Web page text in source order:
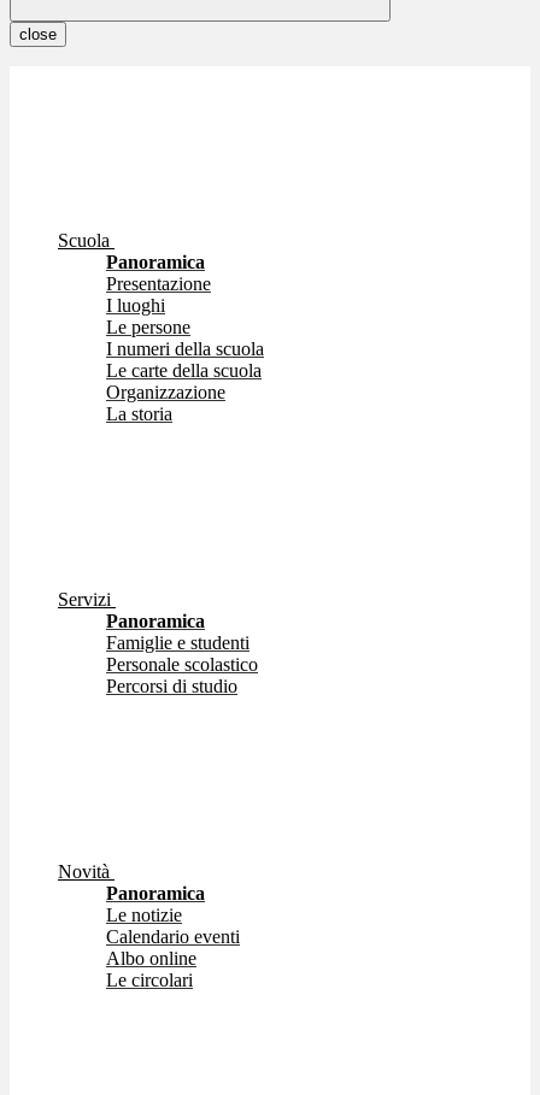
close
Scuola
Panoramica
Presentazione
I luoghi
Le persone
I numeri della scuola
Le carte della scuola
Organizzazione
La storia
Servizi
Panoramica
Famiglie e studenti
Personale scolastico
Percorsi di studio
Novità
Panoramica
Le notizie
Calendario eventi
Albo online
Le circolari